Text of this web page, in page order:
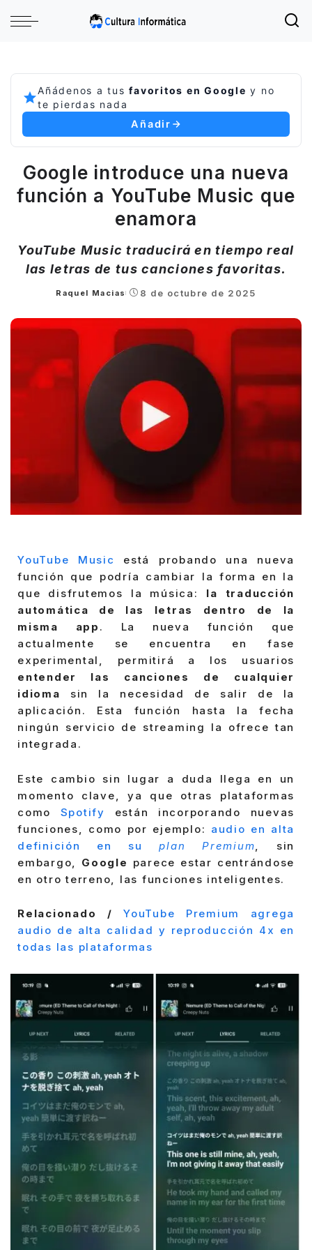
Añádenos a tusfavoritos en Google y no
te pierdas nada
Añadir
Google introduce una nueva
función a YouTube Music que
enamora
YouTube Music traducirá en tiempo real
las letras de tus canciones favoritas.
Posted
Raquel Macias 8 de octubre de 2025
YouTube Music
está probando una nueva
función que podría cambiar la forma en la
que disfrutemos la música:
la traducción
automática de las letras dentro de la
misma app . La nueva función que
actualmente se encuentra en fase
experimental, permitirá a los usuarios
entender las canciones de cualquier
idioma sin la necesidad de salir de la
aplicación. Esta función hasta la fecha
ningún servicio de streaming la ofrece tan
integrada.
Este cambio sin lugar a duda llega en un
momento clave, ya que otras plataformas
como Spotify están incorporando nuevas
funciones, como por ejemplo: audio en alta
definición en suplan Premium, sin
embargo, Google parece estar centrándose
en otro terreno, las funciones inteligentes.
Relacionado / YouTube Premium agrega
audio de alta calidad y reproducción 4x en
todas las plataformas